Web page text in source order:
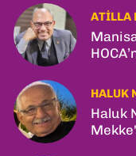
ATILLA
HALUK
Haluk